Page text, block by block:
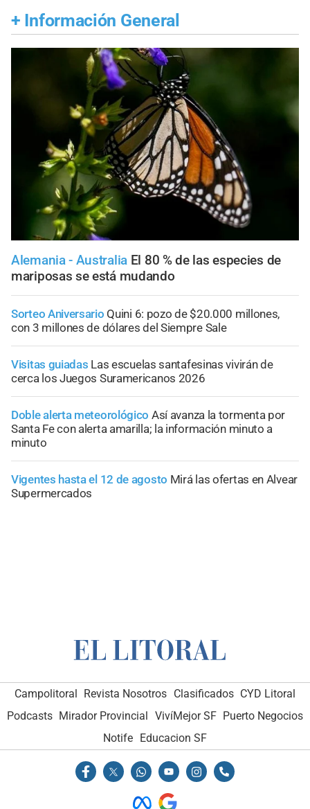
+ Información General
Alemania - Australia El 80 % de las especies de
mariposas se está mudando
Sorteo Aniversario Quini 6: pozo de $20.000 millones,
con 3 millones de dólares del Siempre Sale
Visitas guiadas Las escuelas santafesinas vivirán de
cerca los Juegos Suramericanos 2026
Doble alerta meteorológico Así avanza la tormenta por
Santa Fe con alerta amarilla; la información minuto a
minuto
Vigentes hasta el 12 de agosto Mirá las ofertas en Alvear
Supermercados
Campolitoral Revista Nosotros Clasificados CYD Litoral
Podcasts Mirador Provincial VivíMejor SF Puerto Negocios
Notife Educacion SF